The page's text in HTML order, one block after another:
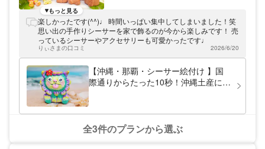
う誇りを感じられる、貴重な学びの機会にな
ります。 ツアーの後半は、拾った素材を使
った「手作りクラフト体験」。シーグラスや
貝殻を使って、世界にひとつだけのフォトフ
レームや小瓶クラフトを作ります。木工用速
乾ボンドを使用するので小さなお子さまでも
安心。色や形を選びながら、自分だけのデザ
インを完成させます。スタッフが丁寧にサポ
レームに入れれば、“旅の思い出フォトフレ
ーム”としてそのまま持ち帰れます。 “見つけ
た！できた！守れた！”がそろう、遊び・学
もっと見る
楽しかったです(^^)♩ 時間いっぱい集中してしまいました！笑
思い出の手作りシーサーを家で飾るのが今から楽しみです！ 売
っているシーサーやアクセサリーも可愛かったです♩
りぃさまの口コミ 2026/6/20
【沖縄・那覇・シーサー絵付け 】国
際通りからたった10秒！沖縄土産にシ
全3件のプランから選ぶ